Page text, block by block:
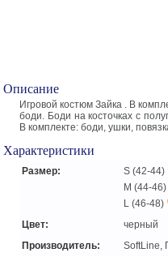
Описание
Игровой костюм Зайка . В
боди. Боди на косточках с
В комплекте: боди, ушки,
Характеристики
Размер:
S (42-44)
M (44-46)
L (46-48)
Цвет:
черный
Производитель:
SoftLine,